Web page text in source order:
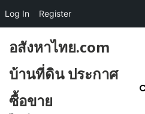
content
อสังหาไทย.com
บ้านที่ดิน ประกาศ
ซื้อขาย
Log In Register